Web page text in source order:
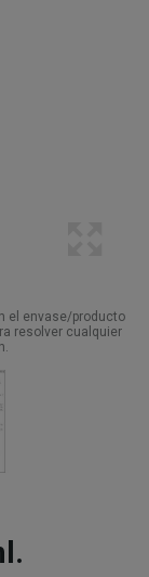
el envase/producto
resolver cualquier